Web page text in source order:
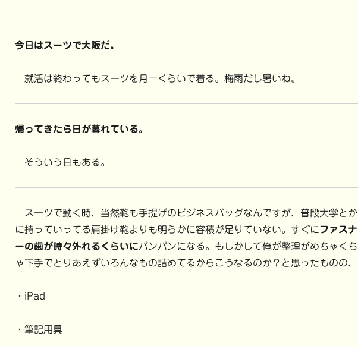
今日はスーツで大阪だ。
就活は終わってもスーツを月一くらいで着る。梅雨だし暑いね。
帰ってきたら日が暮れている。
そういう日もある。
スーツで動く時、当然鞄も手提げのビジネスバッグなんですが、普段大学とか
に持っていってる肩掛け鞄よりも明らかに容積が足りていない。すぐにファスナ
ーの歯が時々外れるくらいにパンパンになる。もしかして俺が整理がめちゃくち
ゃ下手でとりあえずいろんなもの詰めてるからこうなるのか？と思ったものの、
・iPad
・筆記用具